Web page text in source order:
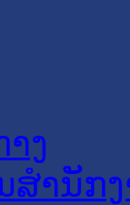
ງ
ສໍານັກ